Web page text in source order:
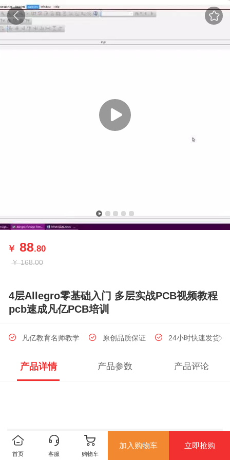
￥ 88.80
￥ 168.00
4层Allegro零基础入门 多层实战PCB视频教程
pcb速成凡亿PCB培训
凡亿教育名师教学 原创品质保证 24小时快速发货
产品详情 产品参数 产品评论
首页 客服 购物车
加入购物车 立即抢购